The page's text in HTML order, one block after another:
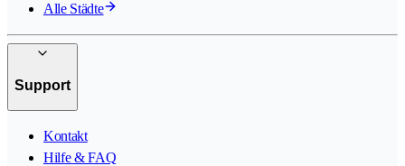
Alle Städte
Support
Kontakt
Hilfe & FAQ